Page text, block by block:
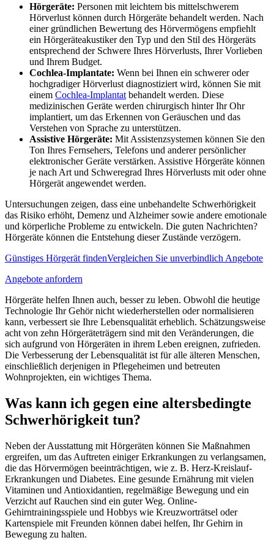
Hörgeräte: Personen mit leichtem bis mittelschwerem
Hörverlust können durch Hörgeräte behandelt werden. Nach
einer gründlichen Bewertung des Hörvermögens empfiehlt
ein Hörgeräteakustiker den Typ und den Stil des Hörgeräts
entsprechend der Schwere Ihres Hörverlusts, Ihrer Vorlieben
und Ihrem Budget.
Cochlea-Implantate: Wenn bei Ihnen ein schwerer oder
hochgradiger Hörverlust diagnostiziert wird, können Sie mit
einem Cochlea-Implantat behandelt werden. Diese
medizinischen Geräte werden chirurgisch hinter Ihr Ohr
implantiert, um das Erkennen von Geräuschen und das
Verstehen von Sprache zu unterstützen.
Assistive Hörgeräte: Mit Assistenzsystemen können Sie den
Ton Ihres Fernsehers, Telefons und anderer persönlicher
elektronischer Geräte verstärken. Assistive Hörgeräte können
je nach Art und Schweregrad Ihres Hörverlusts mit oder ohne
Hörgerät angewendet werden.
Untersuchungen zeigen, dass eine unbehandelte Schwerhörigkeit
das Risiko erhöht, Demenz und Alzheimer sowie andere emotionale
und körperliche Probleme zu entwickeln. Die guten Nachrichten?
Hörgeräte können die Entstehung dieser Zustände verzögern.
Günstiges Hörgerät findenVergleichen Sie unverbindlich Angebote
Angebote anfordern
Hörgeräte helfen Ihnen auch, besser zu leben. Obwohl die heutige
Technologie Ihr Gehör nicht wiederherstellen oder normalisieren
kann, verbessert sie Ihre Lebensqualität erheblich. Schätzungsweise
acht von zehn Hörgeräteträgern sind mit den Veränderungen, die
sich aufgrund von Hörgeräten in ihrem Leben ereignen, zufrieden.
Die Verbesserung der Lebensqualität ist für alle älteren Menschen,
einschließlich derjenigen in Pflegeheimen und betreuten
Wohnprojekten, ein wichtiges Thema.
Was kann ich gegen eine altersbedingte
Schwerhörigkeit tun?
Neben der Ausstattung mit Hörgeräten können Sie Maßnahmen
ergreifen, um das Auftreten einiger Erkrankungen zu verlangsamen,
die das Hörvermögen beeinträchtigen, wie z. B. Herz-Kreislauf-
Erkrankungen und Diabetes. Eine gesunde Ernährung mit vielen
Vitaminen und Antioxidantien, regelmäßige Bewegung und ein
Verzicht auf Rauchen sind ein guter Weg. Online-
Gehirntrainingsspiele und Hobbys wie Kreuzworträtsel oder
Kartenspiele mit Freunden können dabei helfen, Ihr Gehirn in
Bewegung zu halten.